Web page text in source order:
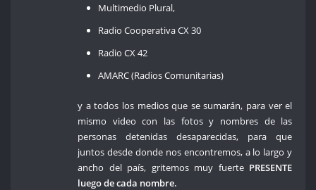
Multimedio Plural,
Radio Cooperativa CX 30
Radio CX 42
AMARC (Radios Comunitarias)
y a todos los medios que se sumarán, para ver el
mismo video con las fotos y nombres de las
personas detenidas desaparecidas, para que
juntos desde donde nos encontremos, a lo largo y
ancho del país, gritemos muy fuerte PRESENTE
luego de cada nombre.